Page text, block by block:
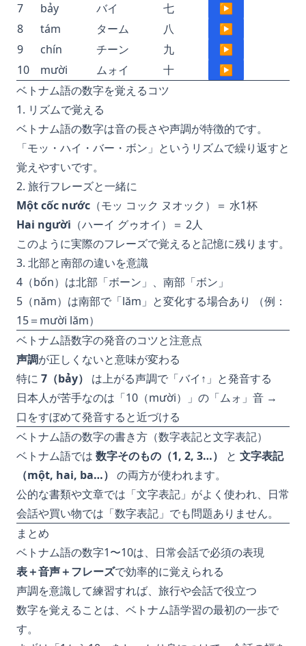
7
bảy バイ 七
▶
8
tám ターム 八
▶
9
chín チーン 九
▶
10
mười ムォイ 十
▶
ベトナム語の数字を覚えるコツ
1. リズムで覚える
ベトナム語の数字は音の長さや声調が特徴的です。
「モッ・ハイ・バー・ボン」というリズムで繰り返すと
覚えやすいです。
2. 旅行フレーズと一緒に
Một cốc nước （モッ コック ヌオック）＝ 水1杯
Hai người （ハーイ グゥオイ）＝ 2人
このように実際のフレーズで覚えると記憶に残ります。
3. 北部と南部の違いを意識
4（bốn）は北部「ボーン」、南部「ボン」
5（năm）は南部で「lăm」と変化する場合あり （例：
15＝mười lăm）
ベトナム語数字の発音のコツと注意点
声調が正しくないと意味が変わる
特に 7（bảy）
は上がる声調で「バイ↑」と発音する
日本人が苦手なのは「10（mười）」の「ムォ」音 →
口をすぼめて発音すると近づける
ベトナム語の数字の書き方（数字表記と文字表記）
ベトナム語では 数字そのもの（1, 2, 3…） と 文字表記
（một, hai, ba…） の両方が使われます。
公的な書類や文章では「文字表記」がよく使われ、日常
会話や買い物では「数字表記」でも問題ありません。
まとめ
ベトナム語の数字1〜10は、日常会話で必須の表現
表＋音声＋フレーズで効率的に覚えられる
声調を意識して練習すれば、旅行や会話で役立つ
数字を覚えることは、ベトナム語学習の最初の一歩で
す。